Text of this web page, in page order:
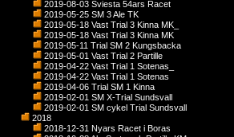
2019-08-03 Sviesta 54ars Racet
2019-05-25 SM 3 Ale TK
2019-05-18 Vast Trial 3 Kinna MK_
2019-05-18 Vast Trial 3 Kinna MK
2019-05-11 Trial SM 2 Kungsbacka
2019-05-01 Vast Trial 2 Partille
2019-04-22 Vast Trial 1 Sotenas_
2019-04-22 Vast Trial 1 Sotenas
2019-04-06 Trial SM 1 Kinna
2019-02-01 SM X-Trial Sundsvall
2019-02-01 SM cykel Trial Sundsvall
2018
2018-12-31 Nyars Racet i Boras